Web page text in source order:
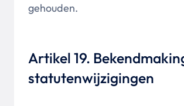
gehouden.
Artikel 19.
statutenwijzigingen